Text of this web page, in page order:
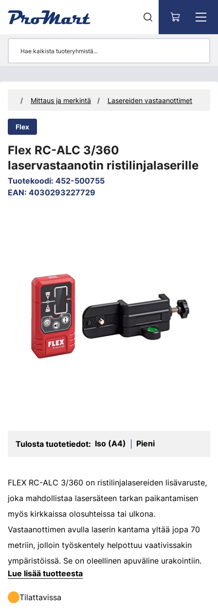
Mittaus ja merkintä Lasereiden vastaanottimet
Flex
Flex RC-ALC 3/360
laservastaanotin ristilinjalaserille
Tuotekoodi: 452-500755
EAN: 4030293227729
Tulosta tuotetiedot: Iso (A4) Pieni
FLEX RC-ALC 3/360 on ristilinjalasereiden lisävaruste,
joka mahdollistaa lasersäteen tarkan paikantamisen
myös kirkkaissa olosuhteissa tai ulkona.
Vastaanottimen avulla laserin kantama yltää jopa 70
metriin, jolloin työskentely helpottuu vaativissakin
ympäristöissä. Se on oleellinen apuväline urakointiin.
Lue lisää tuotteesta
Tilattavissa